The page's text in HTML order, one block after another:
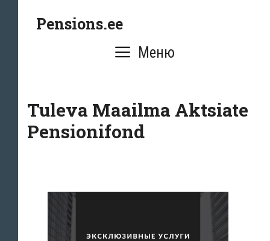
Pensions.ee
Меню
Tuleva Maailma Aktsiate
Pensionifond